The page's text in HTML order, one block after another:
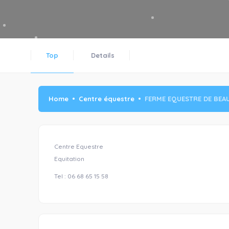
Top Details
Home Centre équestre FERME EQUESTRE DE
Centre Equestre
Equitation
Tel : 06 68 65 15 58